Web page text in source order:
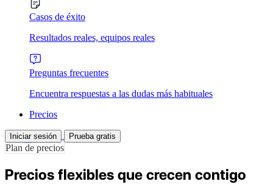
Casos de éxito
Resultados reales, equipos reales
Preguntas frecuentes
Encuentra respuestas a las dudas más habituales
Precios
Iniciar sesión Prueba gratis
Plan de precios
Precios flexibles que crecen contigo